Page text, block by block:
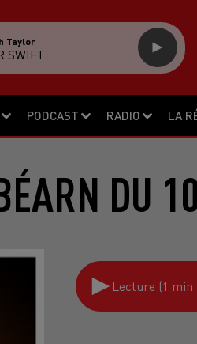
PODCAST RADIO LA
Taylor
SWIFT
DU
Lecture (1 min